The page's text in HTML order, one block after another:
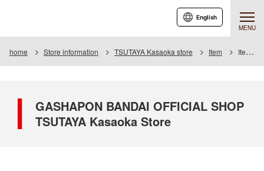
MENU
English
home Store information TSUTAYA Kasaoka store Item Item List
GASHAPON BANDAI OFFICIAL SHOP
TSUTAYA Kasaoka Store